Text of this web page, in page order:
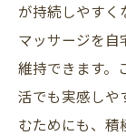
が持続しやすく
マッサージを自
維持できます。
活でも実感しや
むためにも、積